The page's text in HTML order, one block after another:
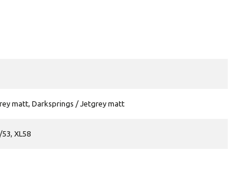
matt, Darksprings / Jetgrey matt
XL58